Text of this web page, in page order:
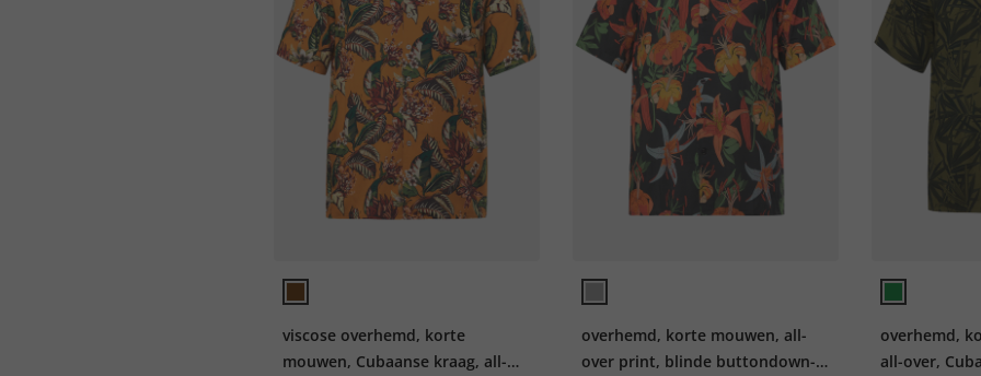
viscose overhemd, korte
mouwen, Cubaanse kraag, all-
overhemd, korte mouwen, all-
over print, blinde buttondown-
overhemd,
all-over,